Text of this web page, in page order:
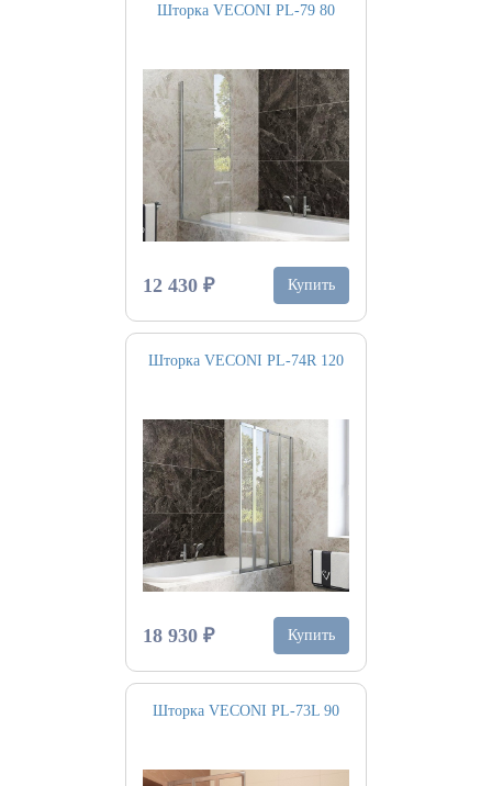
Шторка VECONI PL-79 80
12 430 ₽ Купить
Шторка VECONI PL-74R 120
18 930 ₽ Купить
Шторка VECONI PL-73L 90